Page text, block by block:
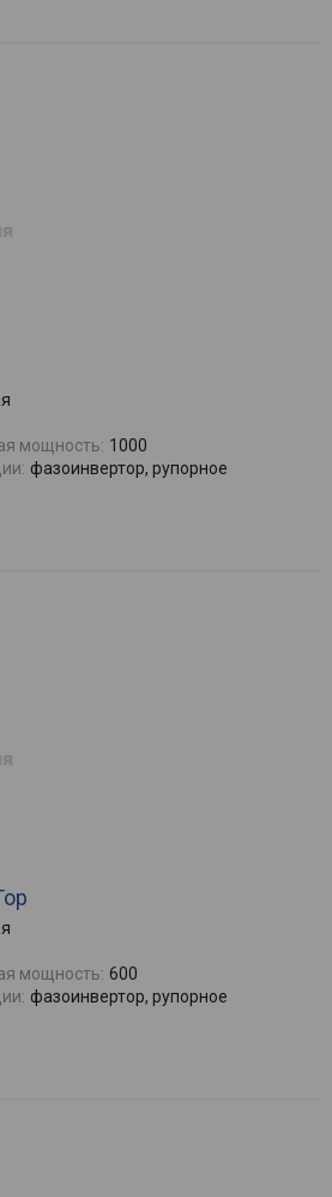
мощность: 1000
фазоинвертор, рупорное
мощность: 600
фазоинвертор, рупорное